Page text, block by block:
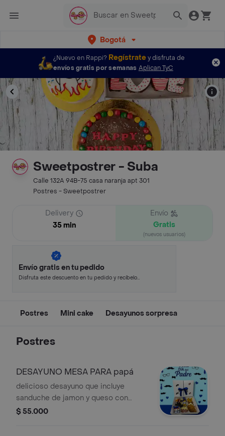
Bogotá
¿Nuevo en Rappi? Regístratey disfruta de
envíos gratis por semanas Aplican TyC
Sweetpostrer - Suba
Calle 132A 94B-75 casa naranja apt 301
Postres - Sweetpostrer
Delivery
35 min
Envío
Gratis
(nuevos usuarios)
Envío gratis en tu pedido
Disfruta este descuento en tu pedido y recíbelo
Postres Mini cake Desayunos sorpresa
Postres
DESAYUNO MESA PARA papá
delicioso desayuno que incluye
sanduche de jamon y queso con
untable de queso crema, jugo de
$ 55.000